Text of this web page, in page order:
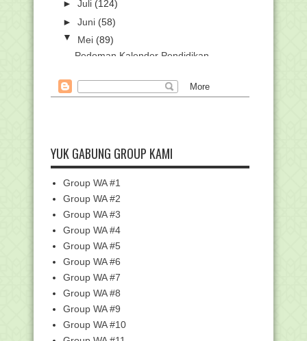
► Juli (124)
► Juni (58)
▼ Mei (89)
Pedoman Kalender Pendidikan
Pendaftaran Implementasi Kurikulum
Merdeka pada Ma...
Genap TP/TA 2023/2024
Pidato Upacara Peringatan Hari Lahir
Pancasila Tah...
Pedoman Penyelenggaraan Upacara
Bendera Peringatan...
Tema dan Logo Harlah Pancasila Tahun
2024
Pedoman Harlah Pancasila 2024, SE
No.1 Tahun 2024
Pedoman Harlah Pancasila 2024 bagi
Kemenag, SE No....
Itjen Raih Penghargaan Terbaik I
Pengadaan CASN 2023
YUK GABUNG GROUP KAMI
Group WA #1
Group WA #2
Group WA #3
Group WA #4
Group WA #5
Group WA #6
Group WA #7
Group WA #8
Group WA #9
Group WA #10